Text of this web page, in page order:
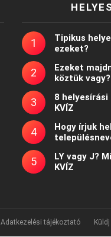
Tipikus
ezeket?
Ezeket
köztük vagy?
8
KVÍZ
Hogy írjuk
LY vagy J?
KVÍZ
Adatkezelési tájékoztató